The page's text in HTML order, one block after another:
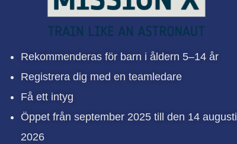
Rekommenderas för barn i åldern 5–14 år
Registrera dig med en teamledare
Få ett intyg
Öppet från september 2025 till den 14 augusti
2026